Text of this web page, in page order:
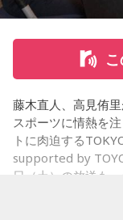
思いを語りました。
コーナー後には、
には、田村がイベ
ンディング曲の話
ブになれた。確か
うやって向き合う
藤木直人、高見侑
スポーツに情熱を
トに肉迫する
supported by
日（土）の放送も
本代表の福田正博
カップ26（以下、